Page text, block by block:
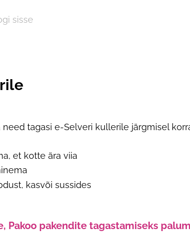
sisse
tagasi e-Selveri kullerile järgmisel
et kotte ära viia
kasvõi sussides
Pakoo pakendite tagastamiseks